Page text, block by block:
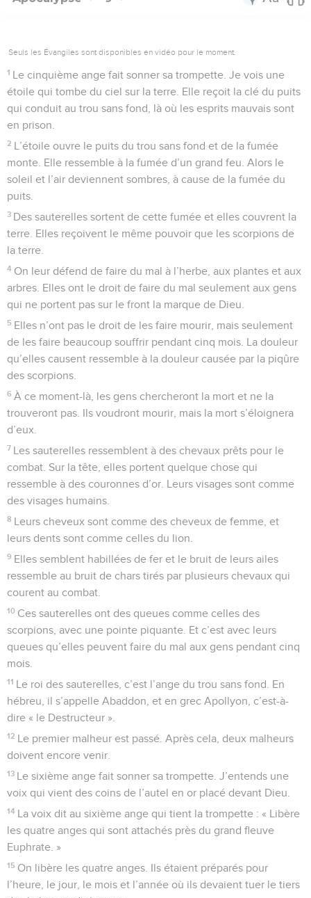
Seuls les Évangiles sont disponibles en vidéo pour le moment.
1 Le cinquième ange fait sonner sa trompette. Je vois une
étoile qui tombe du ciel sur la terre. Elle reçoit la clé du puits
qui conduit au trou sans fond, là où les esprits mauvais sont
en prison.
2 L’étoile ouvre le puits du trou sans fond et de la fumée
monte. Elle ressemble à la fumée d’un grand feu. Alors le
soleil et l’air deviennent sombres, à cause de la fumée du
puits.
3 Des sauterelles sortent de cette fumée et elles couvrent la
terre. Elles reçoivent le même pouvoir que les scorpions de
la terre.
4 On leur défend de faire du mal à l’herbe, aux plantes et aux
arbres. Elles ont le droit de faire du mal seulement aux gens
qui ne portent pas sur le front la marque de Dieu.
5 Elles n’ont pas le droit de les faire mourir, mais seulement
de les faire beaucoup souffrir pendant cinq mois. La douleur
qu’elles causent ressemble à la douleur causée par la piqûre
des scorpions.
6 À ce moment-là, les gens chercheront la mort et ne la
trouveront pas. Ils voudront mourir, mais la mort s’éloignera
d’eux.
7 Les sauterelles ressemblent à des chevaux prêts pour le
combat. Sur la tête, elles portent quelque chose qui
ressemble à des couronnes d’or. Leurs visages sont comme
des visages humains.
8 Leurs cheveux sont comme des cheveux de femme, et
leurs dents sont comme celles du lion.
9 Elles semblent habillées de fer et le bruit de leurs ailes
ressemble au bruit de chars tirés par plusieurs chevaux qui
courent au combat.
10 Ces sauterelles ont des queues comme celles des
scorpions, avec une pointe piquante. Et c’est avec leurs
queues qu’elles peuvent faire du mal aux gens pendant cinq
mois.
11 Le roi des sauterelles, c’est l’ange du trou sans fond. En
hébreu, il s’appelle Abaddon, et en grec Apollyon, c’est-à-
dire « le Destructeur ».
12 Le premier malheur est passé. Après cela, deux malheurs
doivent encore venir.
13 Le sixième ange fait sonner sa trompette. J’entends une
voix qui vient des coins de l’autel en or placé devant Dieu.
14 La voix dit au sixième ange qui tient la trompette : « Libère
les quatre anges qui sont attachés près du grand fleuve
Euphrate. »
15 On libère les quatre anges. Ils étaient préparés pour
l’heure, le jour, le mois et l’année où ils devaient tuer le tiers